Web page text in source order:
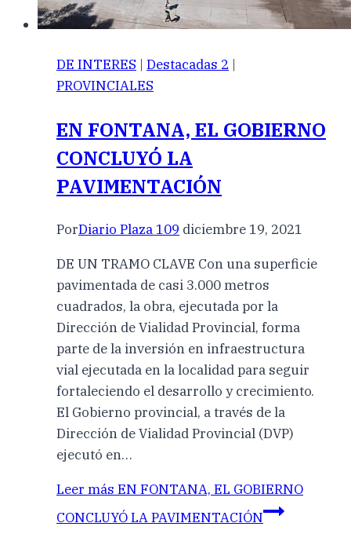
DE INTERES | Destacadas 2 |
PROVINCIALES
EN FONTANA, EL GOBIERNO
CONCLUYÓ LA
PAVIMENTACIÓN
PorDiario Plaza 109 diciembre 19, 2021
DE UN TRAMO CLAVE Con una superficie
pavimentada de casi 3.000 metros
cuadrados, la obra, ejecutada por la
Dirección de Vialidad Provincial, forma
parte de la inversión en infraestructura
vial ejecutada en la localidad para seguir
fortaleciendo el desarrollo y crecimiento.
El Gobierno provincial, a través de la
Dirección de Vialidad Provincial (DVP)
ejecutó en…
Leer más EN FONTANA, EL GOBIERNO
CONCLUYÓ LA PAVIMENTACIÓN